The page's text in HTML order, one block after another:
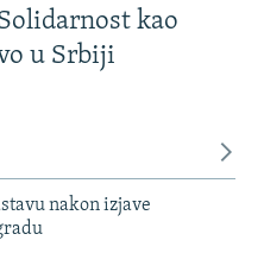
kao
u Srbiji
nakon izjave